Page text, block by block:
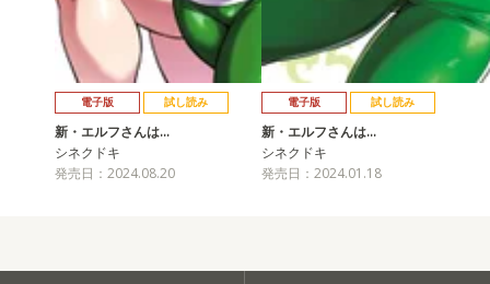
電子版 試し読み
新・エルフさんは…
シネクドキ
発売日：2024.08.20
電子版 試し読み
新・エルフさんは…
シネクドキ
発売日：2024.01.18